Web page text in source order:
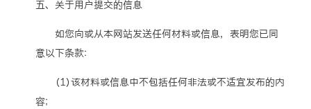
五、关于用户提交的信息
如您向或从本网站发送任何材料或信息，表明您已同
意以下条款：
（1）该材料或信息中不包括任何非法或不适宜发布的内
容；